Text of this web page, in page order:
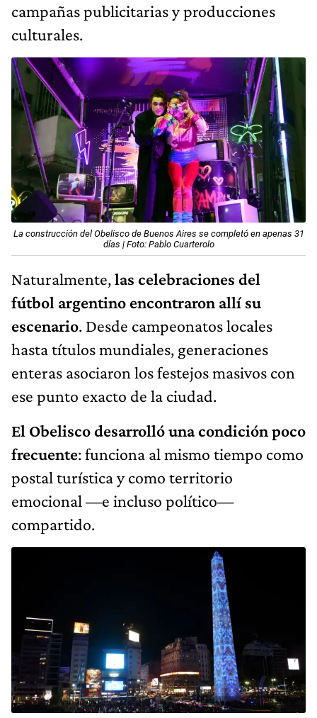
campañas publicitarias y producciones
culturales.
La construcción del Obelisco de Buenos Aires se completó en apenas 31
días | Foto: Pablo Cuarterolo
Naturalmente,las celebraciones del
fútbol argentino encontraron allí su
escenario. Desde campeonatos locales
hasta títulos mundiales, generaciones
enteras asociaron los festejos masivos con
ese punto exacto de la ciudad.
El Obelisco desarrolló una condición poco
frecuente: funciona al mismo tiempo como
postal turística y como territorio
emocional —e incluso político—
compartido.